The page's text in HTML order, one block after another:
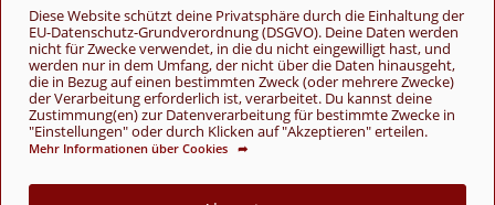
Diese Website schützt deine Privatsphäre durch die Einhaltung der
EU-Datenschutz-Grundverordnung (DSGVO). Deine Daten werden
nicht für Zwecke verwendet, in die du nicht eingewilligt hast, und
werden nur in dem Umfang, der nicht über die Daten hinausgeht,
die in Bezug auf einen bestimmten Zweck (oder mehrere Zwecke)
der Verarbeitung erforderlich ist, verarbeitet. Du kannst deine
Zustimmung(en) zur Datenverarbeitung für bestimmte Zwecke in
"Einstellungen" oder durch Klicken auf "Akzeptieren" erteilen.
Mehr Informationen über Cookies ➦
Folge uns